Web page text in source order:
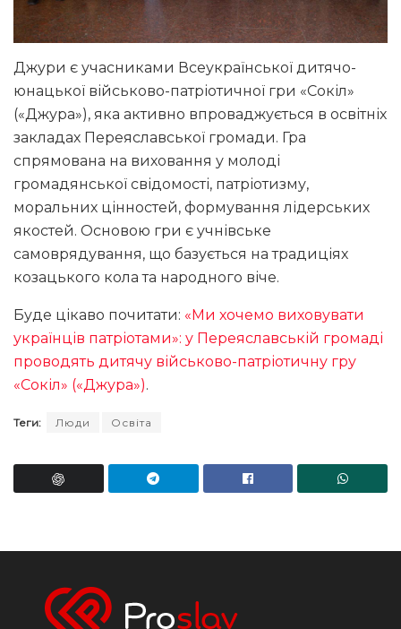
Джури є учасниками Всеукраїнської дитячо-
юнацької військово-патріотичної гри «Сокіл»
(«Джура»), яка активно впроваджується в освітніх
закладах Переяславської громади. Гра
спрямована на виховання у молоді
громадянської свідомості, патріотизму,
моральних цінностей, формування лідерських
якостей. Основою гри є учнівське
самоврядування, що базується на традиціях
козацького кола та народного віче.
Буде цікаво почитати: «Ми хочемо виховувати
українців патріотами»: у Переяславській громаді
проводять дитячу військово-патріотичну гру
«Сокіл» («Джура»).
Теги: Люди Освіта